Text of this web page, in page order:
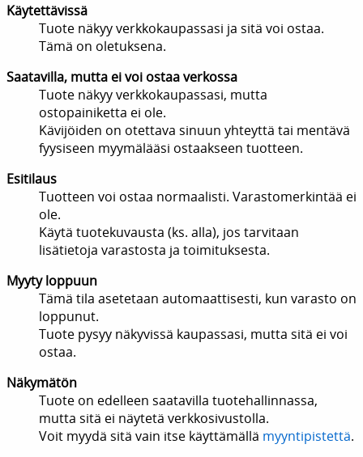
Käytettävissä
Tuote näkyy verkkokaupassasi ja sitä voi ostaa.
Tämä on oletuksena.
Saatavilla, mutta ei voi ostaa verkossa
Tuote näkyy verkkokaupassasi, mutta
ostopainiketta ei ole.
Kävijöiden on otettava sinuun yhteyttä tai mentävä
fyysiseen myymälääsi ostaakseen tuotteen.
Esitilaus
Tuotteen voi ostaa normaalisti. Varastomerkintää ei
ole.
Käytä tuotekuvausta (ks. alla), jos tarvitaan
lisätietoja varastosta ja toimituksesta.
Myyty loppuun
Tämä tila asetetaan automaattisesti, kun varasto on
loppunut.
Tuote pysyy näkyvissä kaupassasi, mutta sitä ei voi
ostaa.
Näkymätön
Tuote on edelleen saatavilla tuotehallinnassa,
mutta sitä ei näytetä verkkosivustolla.
Voit myydä sitä vain itse käyttämällä myyntipistettä.